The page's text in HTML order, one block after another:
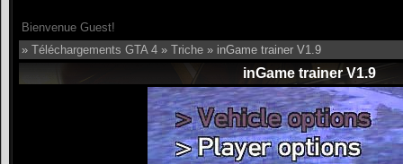
Bienvenue Guest!
» Téléchargements GTA 4 » Triche » inGame trainer V1.9
inGame trainer V1.9